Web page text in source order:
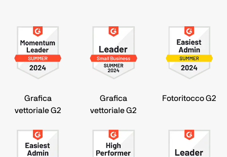
Grafica
vettoriale G2
Grafica
vettoriale G2
Fotoritocco G2